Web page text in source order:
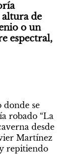
de
o un
espectral,
donde se
robado “La
desde
Martínez
y repitiendo